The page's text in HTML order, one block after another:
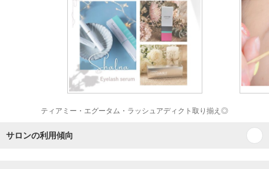
ティアミー・エグータム・ラッシュアディクト取り揃え◎
サロンの利用傾向